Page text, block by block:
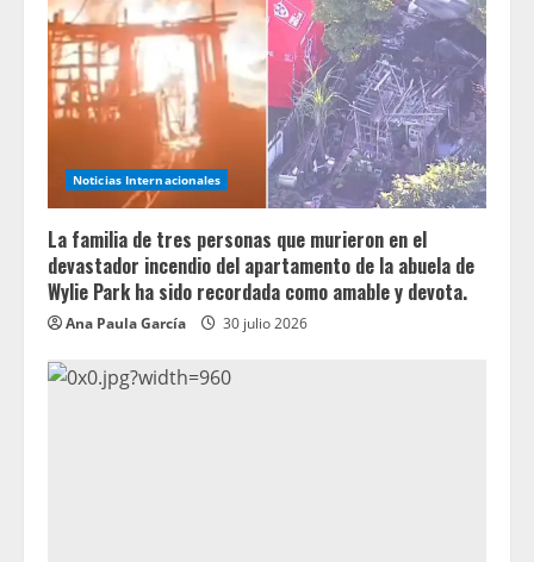
Noticias Internacionales
La familia de tres personas que murieron en el
devastador incendio del apartamento de la abuela de
Wylie Park ha sido recordada como amable y devota.
Ana Paula García 30 julio 2026